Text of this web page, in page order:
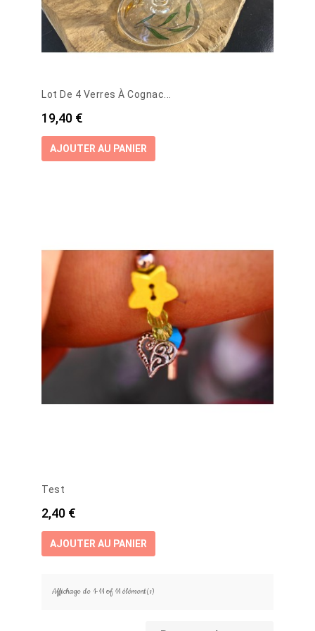
Lot De 4 Verres À Cognac...
Prix
19,40 €
AJOUTER AU PANIER
Test
Prix
2,40 €
AJOUTER AU PANIER
Affichage de 1-11 of 11 élément(s)